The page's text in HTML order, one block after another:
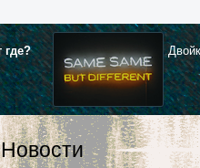
где?
Новости